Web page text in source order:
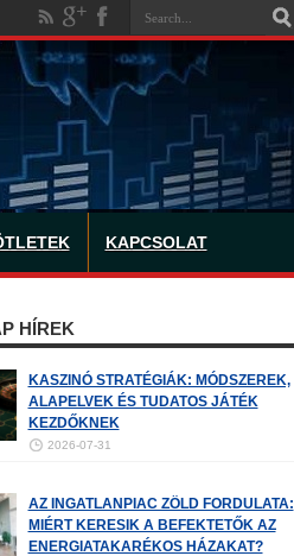
KAPCSOLAT
HÍREK
KASZINÓ STRATÉGIÁK: MÓDSZEREK,
ALAPELVEK ÉS TUDATOS JÁTÉK
KEZDŐKNEK
2026-07-31
AZ INGATLANPIAC ZÖLD FORDULATA:
MIÉRT KERESIK A BEFEKTETŐK AZ
ENERGIATAKARÉKOS HÁZAKAT?